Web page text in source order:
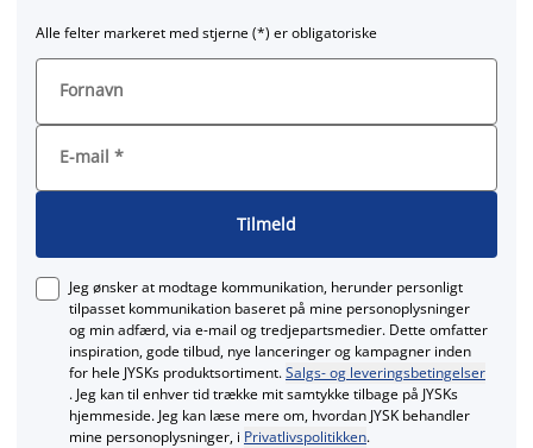
Alle felter markeret med stjerne (*) er obligatoriske
Fornavn
E-mail *
Tilmeld
Jeg ønsker at modtage kommunikation, herunder personligt
tilpasset kommunikation baseret på mine personoplysninger
og min adfærd, via e‑mail og tredjepartsmedier. Dette omfatter
inspiration, gode tilbud, nye lanceringer og kampagner inden
for hele JYSKs produktsortiment.Salgs- og leveringsbetingelser
. Jeg kan til enhver tid trække mit samtykke tilbage på JYSKs
hjemmeside. Jeg kan læse mere om, hvordan JYSK behandler
mine personoplysninger, i Privatlivspolitikken.